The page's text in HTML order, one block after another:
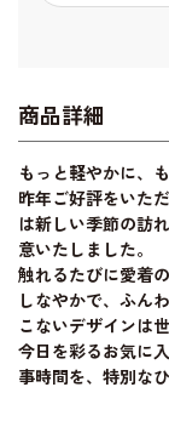
商品詳細
もっと軽やかに、
昨年ご好評をいた
は新しい季節の訪
意いたしました。
触れるたびに愛着
しなやかで、ふん
こないデザインは
今日を彩るお気に
事時間を、特別な